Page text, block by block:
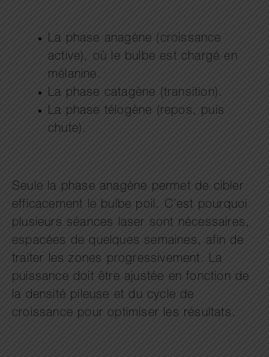
La phase anagène (croissance
active), où le bulbe est chargé en
mélanine.
La phase catagène (transition).
La phase télogène (repos, puis
chute).
Seule la phase anagène permet de cibler
efficacement le bulbe poil. C’est pourquoi
plusieurs séances laser sont nécessaires,
espacées de quelques semaines, afin de
traiter les zones progressivement. La
puissance doit être ajustée en fonction de
la densité pileuse et du cycle de
croissance pour optimiser les résultats.